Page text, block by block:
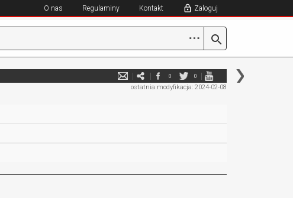
O nas Regulaminy Kontakt Zaloguj
⋯
0 0
ostatnia modyfikacja: 2024-02-08